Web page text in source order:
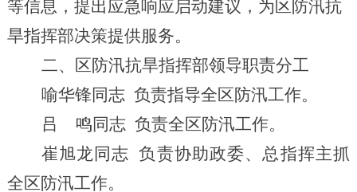
等信息，提出应急响应启动建议，为区防汛抗
旱指挥部决策提供服务。
二、区防汛抗旱指挥部领导职责分工
喻华锋同志 负责指导全区防汛工作。
吕
鸣同志 负责全区防汛工作。
崔旭龙同志 负责协助政委、总指挥主抓
全区防汛工作。